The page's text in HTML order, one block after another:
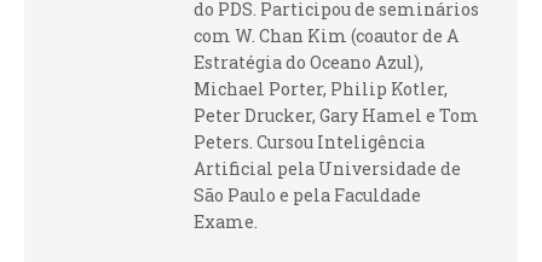
do PDS. Participou de seminários
com W. Chan Kim (coautor de A
Estratégia do Oceano Azul),
Michael Porter, Philip Kotler,
Peter Drucker, Gary Hamel e Tom
Peters. Cursou Inteligência
Artificial pela Universidade de
São Paulo e pela Faculdade
Exame.